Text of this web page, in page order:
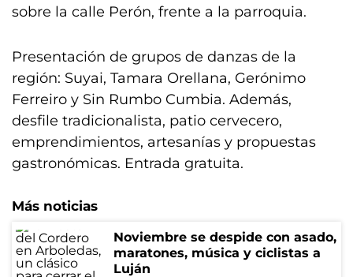
sobre la calle Perón, frente a la parroquia.
Presentación de grupos de danzas de la
región: Suyai, Tamara Orellana, Gerónimo
Ferreiro y Sin Rumbo Cumbia. Además,
desfile tradicionalista, patio cervecero,
emprendimientos, artesanías y propuestas
gastronómicas. Entrada gratuita.
Más noticias
Noviembre se despide con asado,
maratones, música y ciclistas a
Luján